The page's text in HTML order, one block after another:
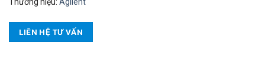
LIÊN HỆ TƯ VẤN